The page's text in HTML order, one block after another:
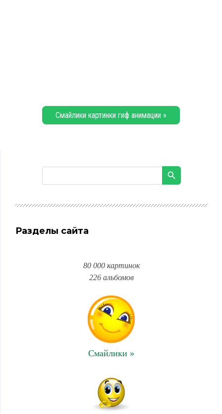
Смайлики картинки гиф анимации »
Разделы сайта
80 000 картинок
226 альбомов
Смайлики »